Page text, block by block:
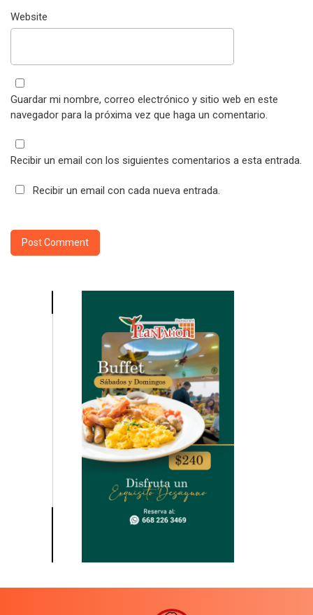
Website
Guardar mi nombre, correo electrónico y sitio web en este
navegador para la próxima vez que haga un comentario.
Recibir un email con los siguientes comentarios a esta entrada.
Recibir un email con cada nueva entrada.